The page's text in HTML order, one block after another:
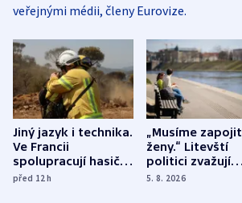
veřejnými médii, členy Eurovize.
Jiný jazyk i technika.
Ve Francii
spolupracují hasiči z
různých zemí
před 12h
„Musíme zapojit
ženy.“ Litevští
politici zvažují
dohodu o
5. 8. 2026